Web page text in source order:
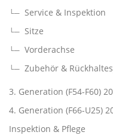
Service & Inspektion
Sitze
Vorderachse
Zubehör &
3. Generation (F54-F60)
4. Generation (F66-U25)
Inspektion & Pflege